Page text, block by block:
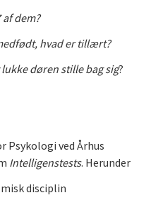
dem?
hvad er tillært?
døren stille bag sig?
Psykologi ved Århus
Intelligenstests. Herunder
disciplin